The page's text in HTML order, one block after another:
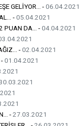
GELİYOR... -06.04.2021
-05.04.2021
PUAN DA... -04.04.2021
-02.04.2021
01.04.2021
-27.03.2021